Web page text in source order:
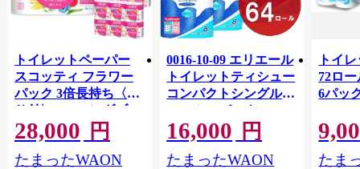
トイレットペーパー
スコッティ フラワー
パック 3倍長持ち〈香
り付〉4ロール(ダブ
ル)×12パック 日用品
最短翌日発送 [スコッ
ティ フラワーパック
28,000 円
たまったWAON
0016-10-09 エリエール
トイレットティシュー
コンパクトシングル 8
ロール×8パック 64ロ
ール 1.5倍巻 82.5m
トイレットペーパー
シングル パルプ100％
16,000 円
たまったWAON
トイ
72ロ
6パッ
FSCリ
長巻タ
100％
たま